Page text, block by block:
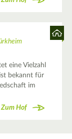
eine Vielzahl
bekannt für
im
Zum Hof